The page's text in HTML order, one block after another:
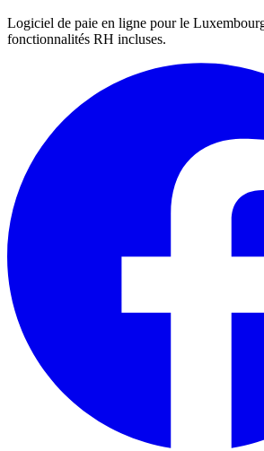
Logiciel de paie en ligne pour le
fonctionnalités RH incluses.